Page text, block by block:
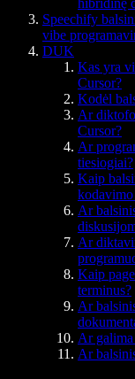
hibridinę
Speechify
vibe
DUK
Kas yra
Cursor?
Kodėl
Ar
Cursor?
Ar
tiesiogiai?
Kaip
kodavimo
Ar
Ar
Kaip
terminus?
Ar
Ar
Ar